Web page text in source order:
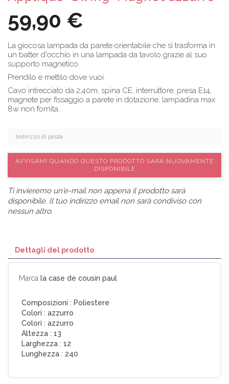
59,90 €
La giocosa lampada da parete orientabile che si trasforma in
un batter d'occhio in una lampada da tavolo grazie al suo
supporto magnetico.
Prendilo e mettilo dove vuoi.
Cavo intrecciato da 2,40m, spina CE, interruttore, presa E14,
magnete per fissaggio a parete in dotazione, lampadina max
8w non fornita.
AVVISAMI QUANDO QUESTO PRODOTTO SARÀ NUOVAMENTE
DISPONIBILE
Ti invieremo un'e-mail non appena il prodotto sarà
disponibile. Il tuo indirizzo email non sarà condiviso con
nessun altro.
Dettagli del prodotto
Marca la case de cousin paul
Composizioni : Poliestere
Colori : azzurro
Colori : azzurro
Altezza : 13
Larghezza : 12
Lunghezza : 240